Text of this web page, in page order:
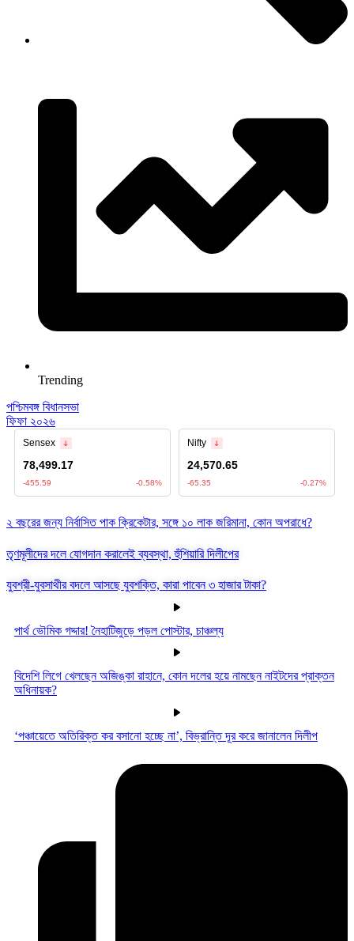
Trending
পশ্চিমবঙ্গ বিধানসভা
ফিফা ২০২৬
২ বছরের জন্য নির্বাসিত পাক ক্রিকেটার, সঙ্গে ১০ লাক জরিমানা, কোন অপরাধে?
তৃণমূলীদের দলে যোগদান করালেই ব্যবস্থা, হুঁশিয়ারি দিলীপের
যুবশ্রী-যুবসাথীর বদলে আসছে যুবশক্তি, কারা পাবেন ৩ হাজার টাকা?
পার্থ ভৌমিক গদ্দার! নৈহাটিজুড়ে পড়ল পোস্টার, চাঞ্চল্য
বিদেশি লিগে খেলছেন অজিঙ্কা রাহানে, কোন দলের হয়ে নামছেন নাইটদের প্রাক্তন
অধিনায়ক?
‘পঞ্চায়েতে অতিরিক্ত কর বসানো হচ্ছে না’, বিভ্রান্তি দূর করে জানালেন দিলীপ